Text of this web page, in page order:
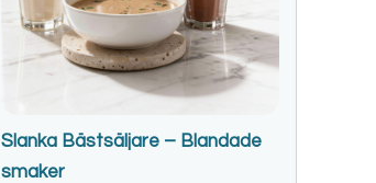
Slanka Bästsäljare – Blandade
smaker